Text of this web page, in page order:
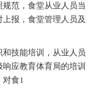
范，食堂从业人员当
报，食堂管理人员及
技能培训，从业人员
应教育体育局的培训
食1